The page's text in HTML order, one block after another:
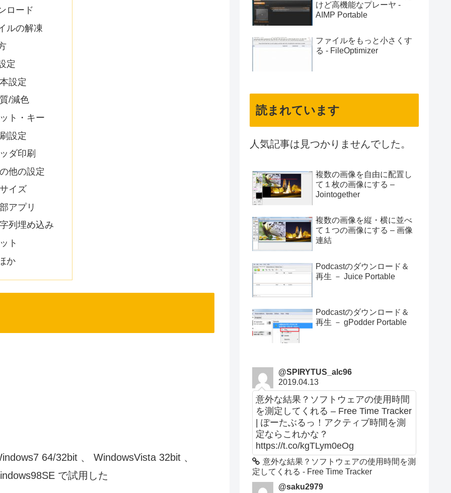
ロード
ルの解凍
定
設定
/減色
ト・キー
設定
ダ印刷
他の設定
イズ
アプリ
列埋め込み
ト
か
64/32bit 、 WindowsVista 32bit 、
で試用した
けど高機能なプレーヤ -
AIMP Portable
ファイルをもっと小さくす
る - FileOptimizer
読まれています
人気記事は見つかりませんでした。
複数の画像を自由に配置し
て１枚の画像にする –
Jointogether
複数の画像を縦・横に並べ
て１つの画像にする – 画像
連結
Podcastのダウンロード＆
再生 － Juice Portable
Podcastのダウンロード＆
再生 － gPodder Portable
@SPIRYTUS_alc96
2019.04.13
意外な結果？ソフトウェアの使用時間
を測定してくれる – Free Time Tracker
| ぽーたぶるっ！アクティブ時間を測
定ならこれかな？
https://t.co/kgTLym0eOg
意外な結果？ソフトウェアの使用時間を測
定してくれる - Free Time Tracker
@saku2979